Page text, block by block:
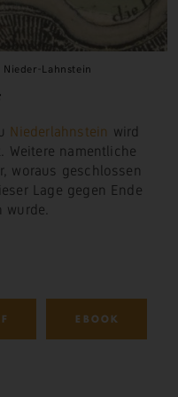
Nieder-Lahnstein
Niederlahnstein wird
Weitere namentliche
woraus geschlossen
Lage gegen Ende
wurde.
EBOOK